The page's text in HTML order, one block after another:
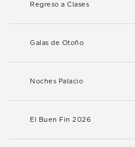
Regreso a Clases
Galas de Otoño
Noches Palacio
El Buen Fin 2026